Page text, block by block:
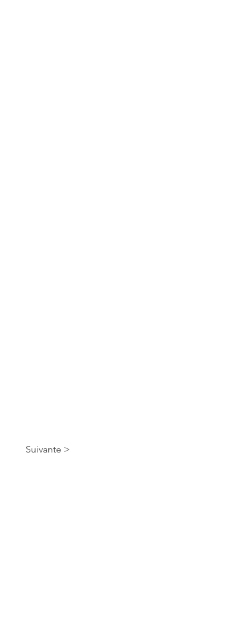
Suivante >